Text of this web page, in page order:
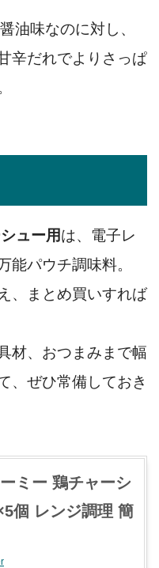
油味なのに対し、
辛だれでよりさっぱ
ュー用は、電子レ
能パウチ調味料。
、まとめ買いすれば
材、おつまみまで幅
、ぜひ常備しておき
ミー 鶏チャーシ
個 レンジ調理 簡